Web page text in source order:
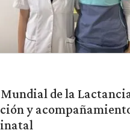
Mundial de la
y